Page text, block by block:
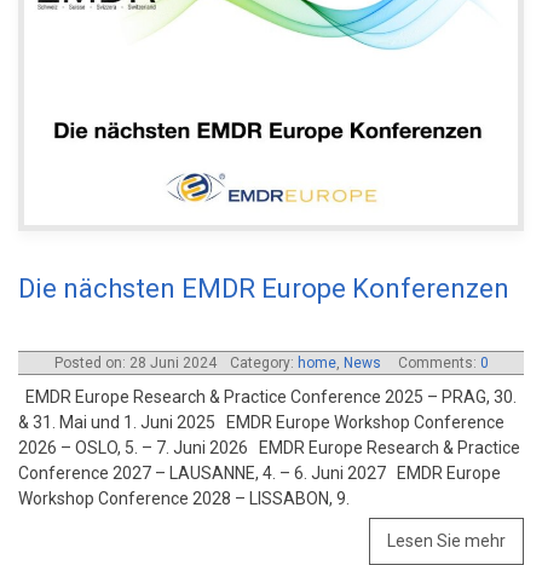
Die nächsten EMDR Europe Konferenzen
Posted on: 28 Juni 2024 Category: home, News Comments: 0
EMDR Europe Research & Practice Conference 2025 – PRAG, 30.
& 31. Mai und 1. Juni 2025 EMDR Europe Workshop Conference
2026 – OSLO, 5. – 7. Juni 2026 EMDR Europe Research & Practice
Conference 2027 – LAUSANNE, 4. – 6. Juni 2027 EMDR Europe
Workshop Conference 2028 – LISSABON, 9.
Lesen Sie mehr